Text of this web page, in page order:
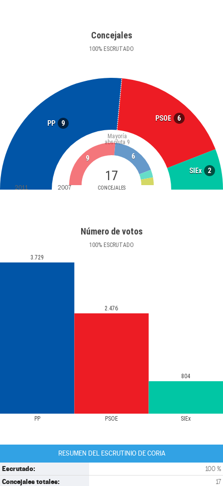
Concejales
100% ESCRUTADO
PP 9
PSOE 6
SIEx 2
17
CONCEJALES
Mayoría
absoluta 9
9 6
2011 2007
Número de votos
100% ESCRUTADO
PP PSOE SIEx
3.729
2.476
804
RESUMEN DEL ESCRUTINIO DE CORIA
Escrutado: 100 %
Concejales totales: 17